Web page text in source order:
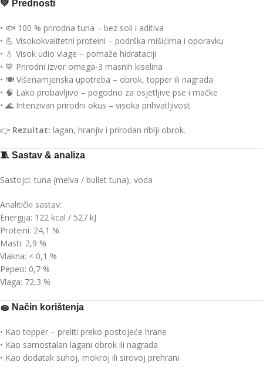
💚 Prednosti
• 🐟 100 % prirodna tuna – bez soli i aditiva
• 💪 Visokokvalitetni proteini – podrška mišićima i oporavku
• 💧 Visok udio vlage – pomaže hidrataciji
• 💙 Prirodni izvor omega-3 masnih kiselina
• 🍽️ Višenamjenska upotreba – obrok, topper ili nagrada
• 🧠 Lako probavljivo – pogodno za osjetljive pse i mačke
• 🌊 Intenzivan prirodni okus – visoka prihvatljivost
👉 Rezultat: lagan, hranjiv i prirodan riblji obrok.
🧵 Sastav & analiza
Sastojci: tuna (melva / bullet tuna), voda
Analitički sastav:
Energija: 122 kcal / 527 kJ
Proteini: 24,1 %
Masti: 2,9 %
Vlakna: < 0,1 %
Pepeo: 0,7 %
Vlaga: 72,3 %
🧽 Način korištenja
• Kao topper – preliti preko postojeće hrane
• Kao samostalan lagani obrok ili nagrada
• Kao dodatak suhoj, mokroj ili sirovoj prehrani